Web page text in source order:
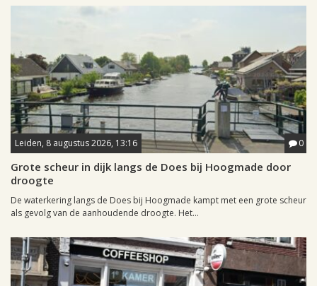
Leiden, 8 augustus 2026, 13:16 0
Grote scheur in dijk langs de Does bij Hoogmade door
droogte
De waterkering langs de Does bij Hoogmade kampt met een grote scheur
als gevolg van de aanhoudende droogte. Het...